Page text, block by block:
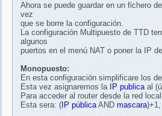
Ahora se puede guardar en un fichero
vez
que se borre la configuración.
La configuración Multipuesto de TTD
algunos
puertos en el menú NAT o poner la IP
Monopuesto:
En esta configuración simplificare los
Esta vez asignaremos la IP publica al
Para acceder al router desde la red
Esta sera: ( IP públicaAND mascara